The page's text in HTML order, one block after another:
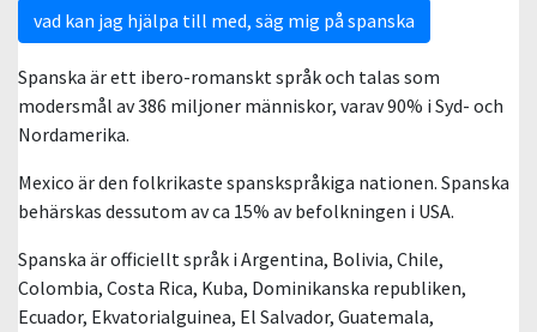
vad kan jag hjälpa till med, säg mig på spanska
Spanska är ett ibero-romanskt språk och talas som
modersmål av 386 miljoner människor, varav 90% i Syd- och
Nordamerika.
Mexico är den folkrikaste spanskspråkiga nationen. Spanska
behärskas dessutom av ca 15% av befolkningen i USA.
Spanska är officiellt språk i Argentina, Bolivia, Chile,
Colombia, Costa Rica, Kuba, Dominikanska republiken,
Ecuador, Ekvatorialguinea, El Salvador, Guatemala,